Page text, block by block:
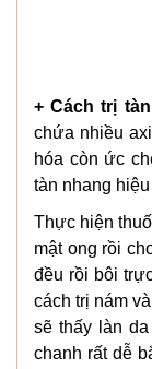
+ Cách trị
chứa nhiều
hóa còn ức
tàn nhang
Thực hiện
mật ong rồi
đều rồi bôi
cách trị nám
sẽ thấy làn
chanh rất dễ